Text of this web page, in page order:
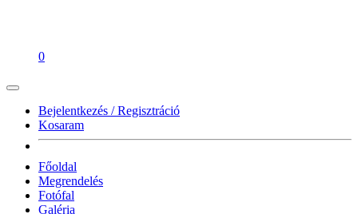
0
Bejelentkezés / Regisztráció
Kosaram
Főoldal
Megrendelés
Fotófal
Galéria